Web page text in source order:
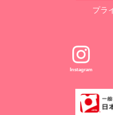
プラ
Instagram